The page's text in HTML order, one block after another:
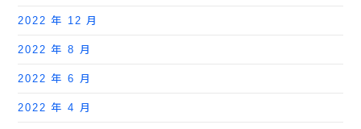
2022 年 12 月
2022 年 8 月
2022 年 6 月
2022 年 4 月